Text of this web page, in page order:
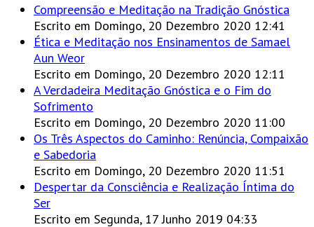
Compreensão e Meditação na Tradição Gnóstica
Escrito em Domingo, 20 Dezembro 2020 12:41
Ética e Meditação nos Ensinamentos de Samael
Aun Weor
Escrito em Domingo, 20 Dezembro 2020 12:11
A Verdadeira Meditação Gnóstica e o Fim do
Sofrimento
Escrito em Domingo, 20 Dezembro 2020 11:00
Os Três Aspectos do Caminho: Renúncia, Compaixão
e Sabedoria
Escrito em Domingo, 20 Dezembro 2020 11:51
Despertar da Consciência e Realização Íntima do
Ser
Escrito em Segunda, 17 Junho 2019 04:33